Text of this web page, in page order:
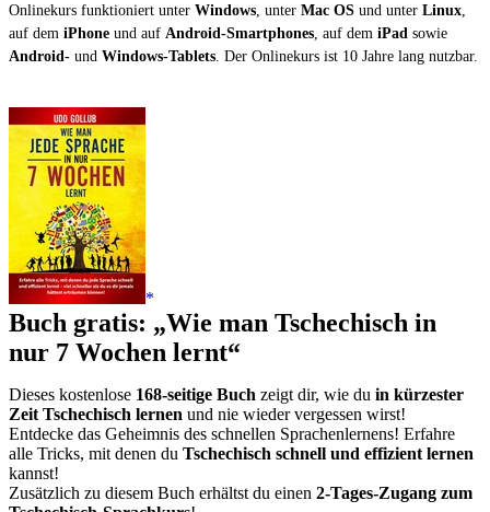
Onlinekurs funktioniert unter Windows, unter Mac OS und unter Linux,
auf dem iPhone und auf Android-Smartphones, auf dem iPad sowie
Android- und Windows-Tablets. Der Onlinekurs ist 10 Jahre lang nutzbar.
Buch gratis: „Wie man Tschechisch in
nur 7 Wochen lernt“
Dieses kostenlose 168-seitige Buch zeigt dir, wie du in kürzester
Zeit Tschechisch lernen und nie wieder vergessen wirst!
Entdecke das Geheimnis des schnellen Sprachenlernens! Erfahre
alle Tricks, mit denen du Tschechisch schnell und effizient lernen
kannst!
Zusätzlich zu diesem Buch erhältst du einen 2-Tages-Zugang zum